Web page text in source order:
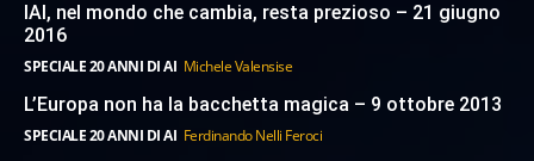
IAI, nel mondo che cambia, resta prezioso – 21 giugno
2016
SPECIALE 20 ANNI DI AI Michele Valensise
L’Europa non ha la bacchetta magica – 9 ottobre 2013
SPECIALE 20 ANNI DI AI Ferdinando Nelli Feroci